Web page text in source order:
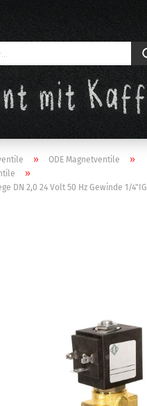
» ODE Magnetventile »
»
DN 2,0 24 Volt 50 Hz Gewinde 1/4"IG